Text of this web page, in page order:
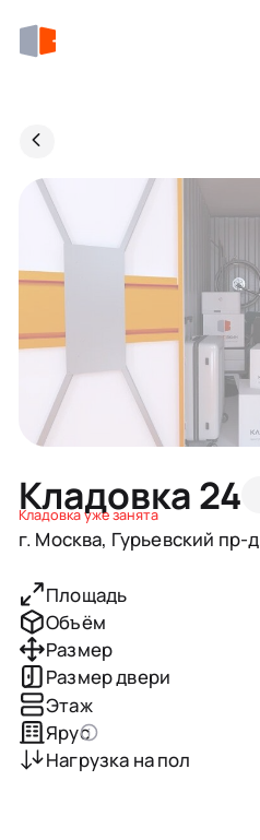
Кладовка 24
Кладовка уже занята
г. Москва, Гурьевский пр-
Площадь
Объём
Размер
Размер двери
Этаж
Ярус
Нагрузка на пол